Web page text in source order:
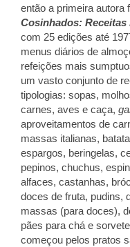
então a primeira autora
Cosinhados: Receitas
com 25 edições até
menus diários de
refeições mais
um vasto conjunto de
tipologias: sopas,
carnes, aves e caça,
aproveitamentos de
massas italianas,
espargos, beringelas,
pepinos, chuchus,
alfaces, castanhas,
doces de fruta, pudins,
massas (para doces),
pães para chá e
começou pelos pratos